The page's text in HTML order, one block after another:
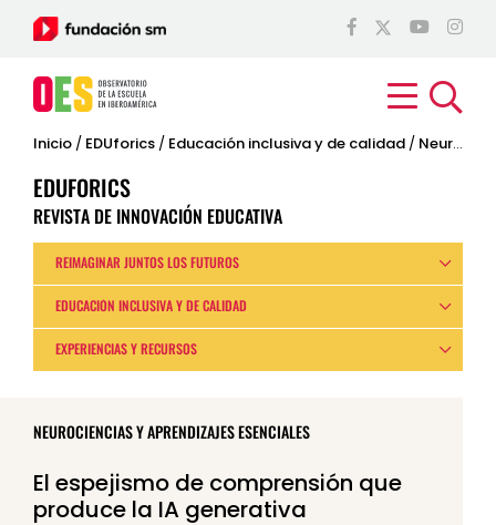
Inicio / EDUforics / Educación inclusiva y de calidad / Neurociencias y aprendizajes esenciales
EDUFORICS
REVISTA DE INNOVACIÓN EDUCATIVA
REIMAGINAR JUNTOS LOS FUTUROS
EDUCACIÓN INCLUSIVA Y DE CALIDAD
EXPERIENCIAS Y RECURSOS
NEUROCIENCIAS Y APRENDIZAJES ESENCIALES
El espejismo de comprensión que
produce la IA generativa